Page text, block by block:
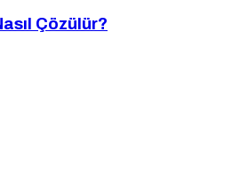
Çözülür?